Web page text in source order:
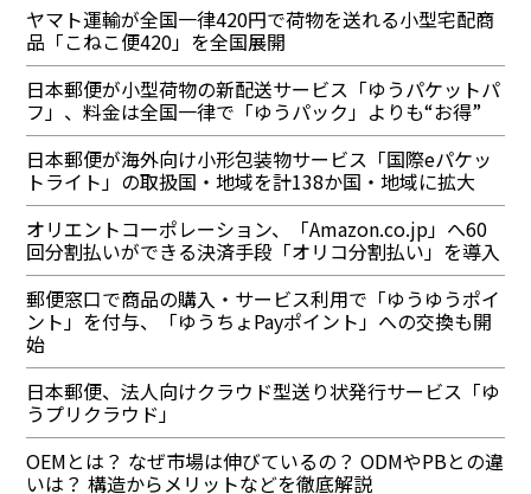
ヤマト運輸が全国一律420円で荷物を送れる小型宅配商
品「こねこ便420」を全国展開
日本郵便が小型荷物の新配送サービス「ゆうパケットパ
フ」、料金は全国一律で「ゆうパック」よりも“お得”
日本郵便が海外向け小形包装物サービス「国際eパケッ
トライト」の取扱国・地域を計138か国・地域に拡大
オリエントコーポレーション、「Amazon.co.jp」へ60
回分割払いができる決済手段「オリコ分割払い」を導入
郵便窓口で商品の購入・サービス利用で「ゆうゆうポイ
ント」を付与、「ゆうちょPayポイント」への交換も開
始
日本郵便、法人向けクラウド型送り状発行サービス「ゆ
うプリクラウド」
OEMとは？ なぜ市場は伸びているの？ ODMやPBとの違
いは？ 構造からメリットなどを徹底解説